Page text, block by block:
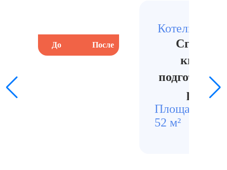
До После
Котельники,
ремонт
Площадь
52 м²